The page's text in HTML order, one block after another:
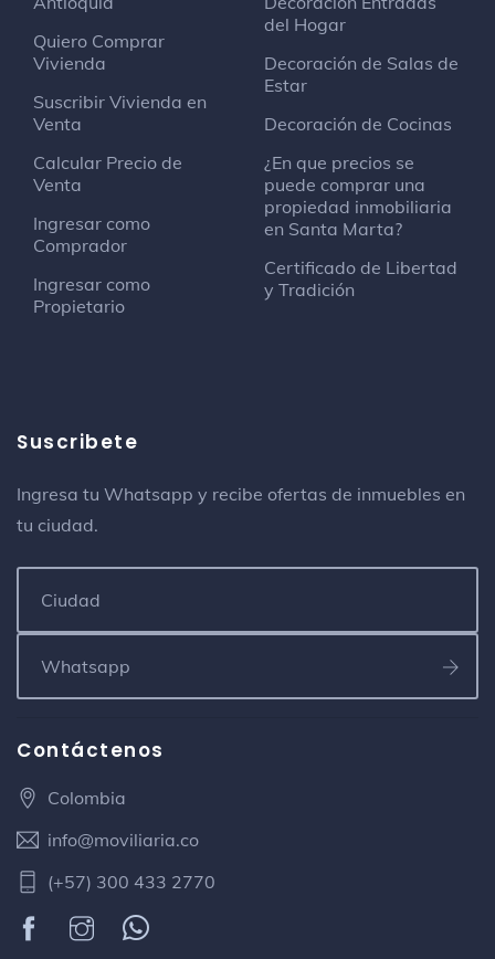
Pozo Colorado
Irotama Del Lago
Km. 14 vía Ciénaga
Darukas
Tienda de batidos
Spa
Holguer Bistro
Bistró
Cafe via del Mar
Restaurante El Búho
Restaurante
Zona de camping Los Corales
Quiero Comprar
Vivienda
Suscribir Vivienda en
Venta
Calcular Precio de
Venta
Ingresar como
Comprador
Ingresar como
Propietario
del Hogar
Decoración de Salas de
Estar
Decoración de Cocinas
¿En que precios se
puede comprar una
propiedad inmobiliaria
en Santa Marta?
Certificado de Libertad
y Tradición
Suscribete
Ingresa tu Whatsapp y recibe ofertas de inmuebles en
tu ciudad.
Contáctenos
Colombia
info@moviliaria.co
(+57) 300 433 2770